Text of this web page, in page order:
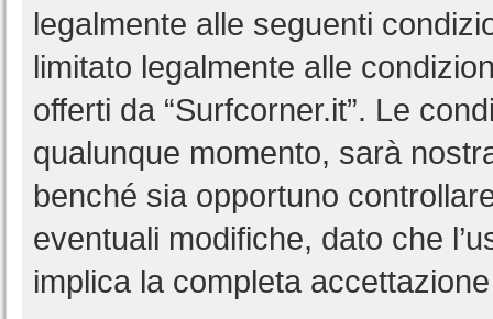
legalmente alle seguenti
limitato legalmente alle
offerti da “Surfcorner.it”. Le
qualunque momento, sarà
benché sia opportuno
eventuali modifiche, dato che
implica la completa